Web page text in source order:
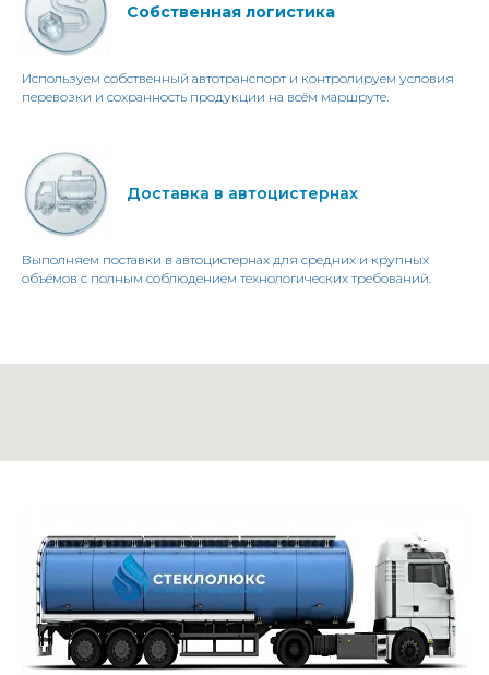
Собственная логистика
Используем собственный автотранспорт и контролируем условия
перевозки и сохранность продукции на всём маршруте.
Доставка в автоцистернах
Выполняем поставки в автоцистернах для средних и крупных
объёмов с полным соблюдением технологических требований.